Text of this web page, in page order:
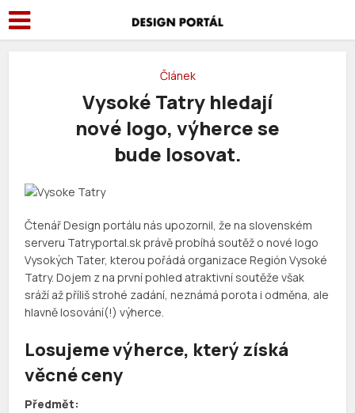
Článek
Vysoké Tatry hledají
nové logo, výherce se
bude losovat.
Čtenář Design portálu nás upozornil, že na slovenském
serveru Tatryportal.sk právě probíhá soutěž o nové logo
Vysokých Tater, kterou pořádá organizace Región Vysoké
Tatry. Dojem z na první pohled atraktivní soutěže však
sráží až příliš strohé zadání, neznámá porota i odměna, ale
hlavně losování(!) výherce.
Losujeme výherce, který získá
věcné ceny
Předmět: